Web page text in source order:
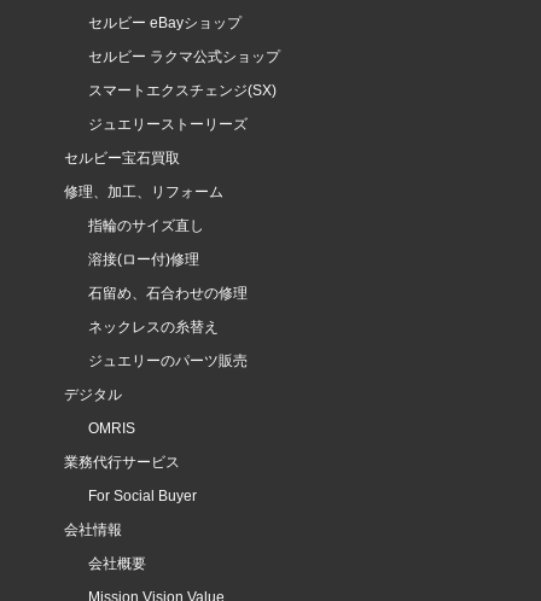
セルビー eBayショップ
セルビー ラクマ公式ショップ
スマートエクスチェンジ(SX)
ジュエリーストーリーズ
セルビー宝石買取
修理、加工、リフォーム
指輪のサイズ直し
溶接(ロー付)修理
石留め、石合わせの修理
ネックレスの糸替え
ジュエリーのパーツ販売
デジタル
OMRIS
業務代行サービス
For Social Buyer
会社情報
会社概要
Mission Vision Value